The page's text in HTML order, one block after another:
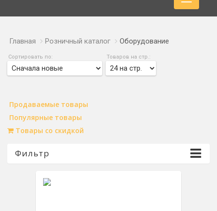
Главная Розничный каталог Оборудование
Сортировать по: Товаров на стр.:
Продаваемые товары
Популярные товары
Товары со скидкой
Фильтр